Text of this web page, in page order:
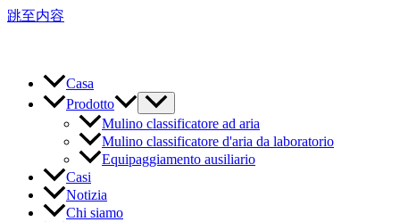
跳至内容
Casa
Prodotto
Mulino classificatore ad aria
Mulino classificatore d'aria da laboratorio
Equipaggiamento ausiliario
Casi
Notizia
Chi siamo